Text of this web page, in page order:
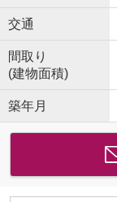
交通
間取り
(建物面積)
築年月